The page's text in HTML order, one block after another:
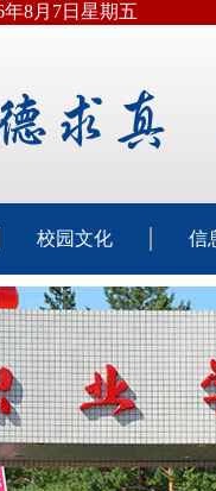
年8月7日星期五
校园文化 信